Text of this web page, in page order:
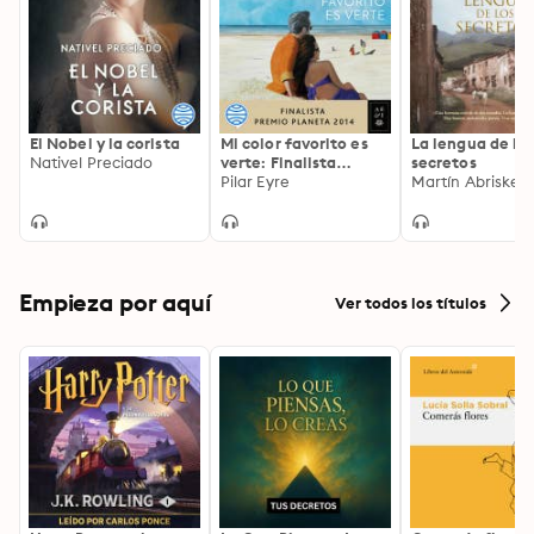
La historia de cuatro mujeres que, entre dos guerras,
libraron sus propias batallas.
El Nobel y la corista
Nativel Preciado
Mi color favorito es
verte: Finalista
Premio Planeta 2014
Pilar Eyre
La lengua de los
secretos
Martín
Empieza por aquí Ver todos los títulos